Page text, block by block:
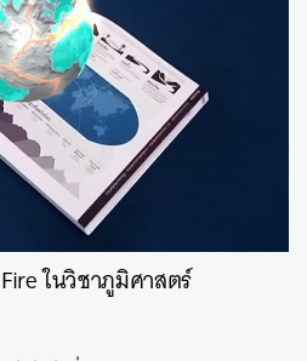
ในวิชาภูมิศาสตร์